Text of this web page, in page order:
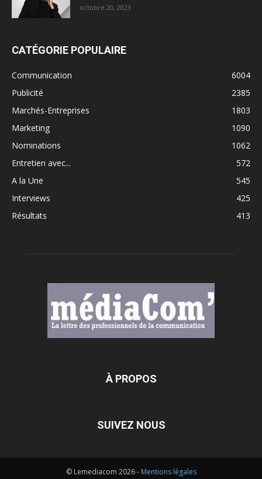
octobre 20, 2023
CATÉGORIE POPULAIRE
Communication
6004
Publicité
2385
Marchés-Entreprises
1803
Marketing
1090
Nominations
1062
Entretien avec...
572
A la Une
545
Interviews
425
Résultats
413
À PROPOS
SUIVEZ NOUS
© Lemediacom 2026 - Mentions légales